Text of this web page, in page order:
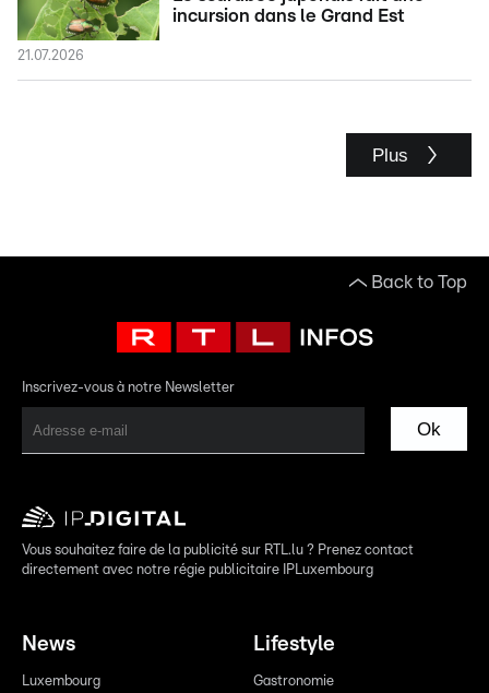
incursion dans le Grand Est
21.07.2026
Plus
Back to Top
Inscrivez-vous à notre Newsletter
Ok
Vous souhaitez faire de la publicité sur RTL.lu ? Prenez contact
directement avec notre régie publicitaire IPLuxembourg
News
Luxembourg
Lifestyle
Gastronomie